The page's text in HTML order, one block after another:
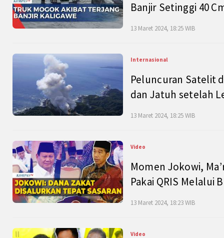
Banjir Setinggi 40
13 Maret 2024, 18:25 WIB
Internasional
Peluncuran Satelit
dan Jatuh setelah
13 Maret 2024, 18:25 WIB
Video
Momen Jokowi,
Pakai QRIS Melalui
13 Maret 2024, 18:23 WIB
Video